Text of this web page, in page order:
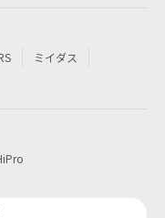
ミイダス